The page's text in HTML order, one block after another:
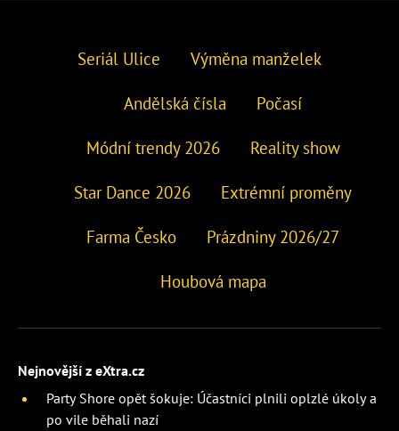
Seriál Ulice Výměna manželek
Andělská čísla Počasí
Módní trendy 2026 Reality show
Star Dance 2026 Extrémní proměny
Farma Česko Prázdniny 2026/27
Houbová mapa
Nejnovější z eXtra.cz
Party Shore opět šokuje: Účastníci plnili oplzlé úkoly a
po vile běhali nazí